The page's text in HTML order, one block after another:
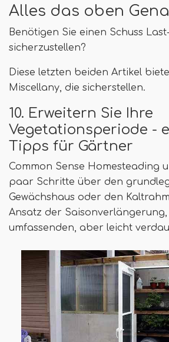
Alles das oben
Benötigen Sie einen Schuss
sicherzustellen?
Diese letzten beiden Artikel
Miscellany, die sicherstellen.
10. Erweitern Sie Ihre
Vegetationsperiode -
Tipps für Gärtner
Common Sense Homesteading
paar Schritte über den
Gewächshaus oder den
Ansatz der Saisonverlängerung,
umfassenden, aber leicht